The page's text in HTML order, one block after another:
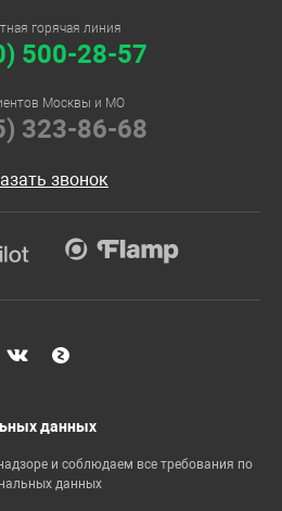
горячая линия
500-28-57
Москвы и МО
323-86-68
звонок
данных
и соблюдаем все требования по
данных